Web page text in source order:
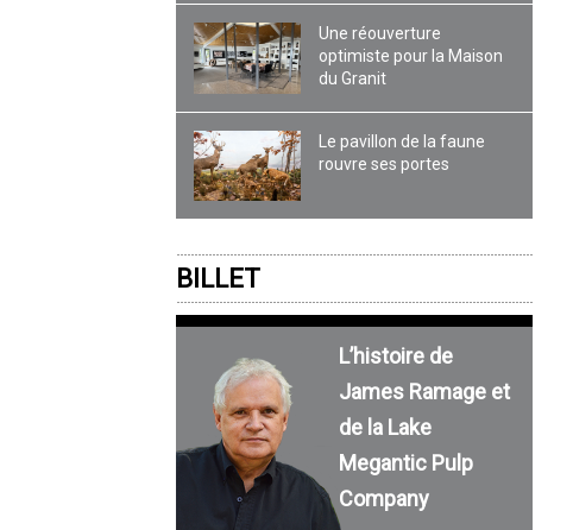
Une réouverture
optimiste pour la Maison
du Granit
Le pavillon de la faune
rouvre ses portes
BILLET
L’histoire de
James Ramage et
de la Lake
Megantic Pulp
Company